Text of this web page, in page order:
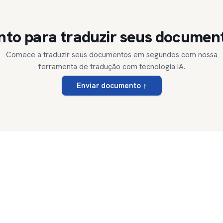
para traduzir seus
Comece a traduzir seus documentos em segundos com nossa
ferramenta de tradução com tecnologia IA.
Enviar documento↑